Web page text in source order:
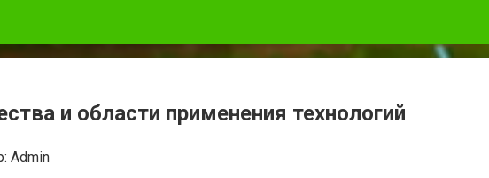
и области применения технологий
Admin